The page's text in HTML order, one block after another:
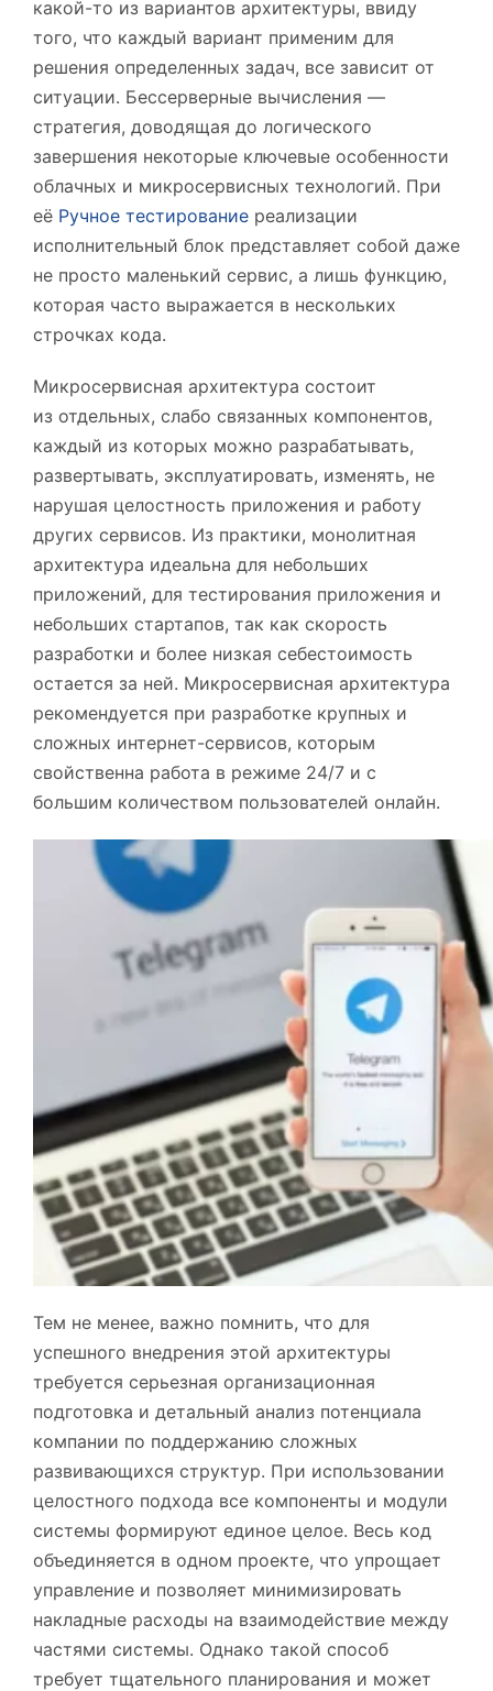
какой-то из вариантов архитектуры, ввиду
того, что каждый вариант применим для
решения определенных задач, все зависит от
ситуации. Бессерверные вычисления —
стратегия, доводящая до логического
завершения некоторые ключевые особенности
облачных и микросервисных технологий. При
её Ручное тестирование реализации
исполнительный блок представляет собой даже
не просто маленький сервис, а лишь функцию,
которая часто выражается в нескольких
строчках кода.
Микросервисная архитектура состоит
из отдельных, слабо связанных компонентов,
каждый из которых можно разрабатывать,
развертывать, эксплуатировать, изменять, не
нарушая целостность приложения и работу
других сервисов. Из практики, монолитная
архитектура идеальна для небольших
приложений, для тестирования приложения и
небольших стартапов, так как скорость
разработки и более низкая себестоимость
остается за ней. Микросервисная архитектура
рекомендуется при разработке крупных и
сложных интернет-сервисов, которым
свойственна работа в режиме 24/7 и с
большим количеством пользователей онлайн.
Тем не менее, важно помнить, что для
успешного внедрения этой архитектуры
требуется серьезная организационная
подготовка и детальный анализ потенциала
компании по поддержанию сложных
развивающихся структур. При использовании
целостного подхода все компоненты и модули
системы формируют единое целое. Весь код
объединяется в одном проекте, что упрощает
управление и позволяет минимизировать
накладные расходы на взаимодействие между
частями системы. Однако такой способ
требует тщательного планирования и может